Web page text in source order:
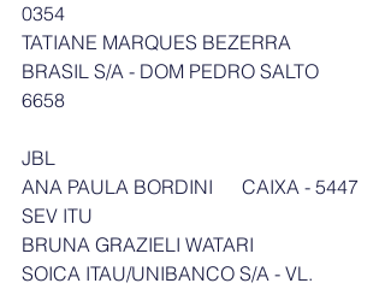
0354
TATIANE MARQUES BEZERRA
BRASIL S/A - DOM PEDRO SALTO
6658
JBL
ANA PAULA BORDINI      CAIXA - 5447
SEV ITU
BRUNA GRAZIELI WATARI
SOICA ITAU/UNIBANCO S/A - VL.